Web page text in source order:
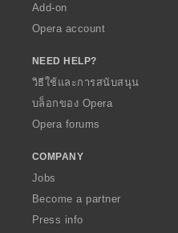
Add-on
Opera account
NEED HELP?
วิธีใช้และการสนับสนุน
บล็อกของ Opera
Opera forums
COMPANY
Jobs
Become a partner
Press info